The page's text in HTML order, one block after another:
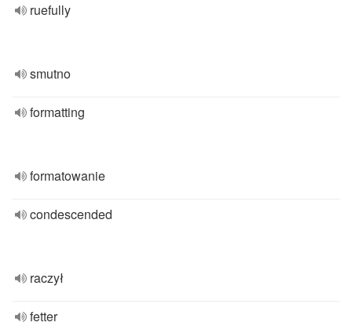
ruefully
smutno
formatting
formatowanie
condescended
raczył
fetter